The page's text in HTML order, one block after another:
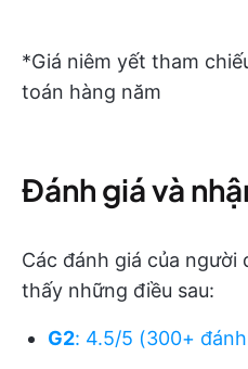
*Giá niêm yết tham
toán hàng năm
Đánh giá và
Các đánh giá của người
thấy những điều sau:
G2: 4.5/5 (300+